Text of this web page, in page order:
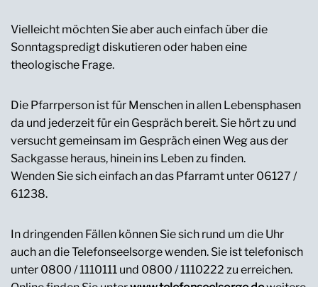
Vielleicht möchten Sie aber auch einfach über die
Sonntagspredigt diskutieren oder haben eine
theologische Frage.
Die Pfarrperson ist für Menschen in allen Lebensphasen
da und jederzeit für ein Gespräch bereit. Sie hört zu und
versucht gemeinsam im Gespräch einen Weg aus der
Sackgasse heraus, hinein ins Leben zu finden.
Wenden Sie sich einfach an das Pfarramt unter 06127 /
61238.
In dringenden Fällen können Sie sich rund um die Uhr
auch an die Telefonseelsorge wenden. Sie ist telefonisch
unter 0800 / 1110111 und 0800 / 1110222 zu erreichen.